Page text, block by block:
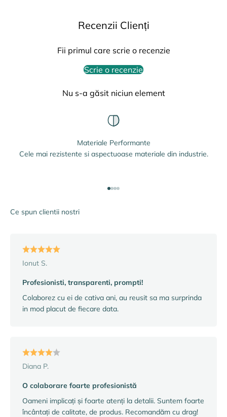
Recenzii Clienți
Fii primul care scrie o recenzie
Scrie o recenzie
Nu s-a găsit niciun element
Materiale Performante
Cele mai rezistente si aspectuoase materiale din industrie.
Ce spun clientii nostri
Ionut S.
Profesionisti, transparenti, prompti!
Colaborez cu ei de cativa ani, au reusit sa ma surprinda
in mod placut de fiecare data.
Diana P.
O colaborare foarte profesionistă
Oameni implicați și foarte atenți la detalii. Suntem foarte
încântați de calitate, de produs. Recomandăm cu drag!